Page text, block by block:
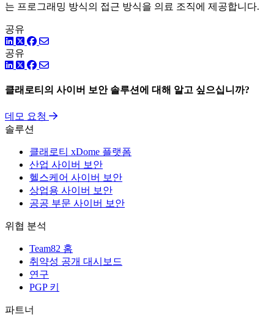
는 프로그래밍 방식의 접근 방식을 의료 조직에 제공합니다.
공유
링크드인
트위터페이스북
공유
링크드인
트위터페이스북
클래로티의 사이버 보안 솔루션에 대해 알고 싶으십니까?
데모 요청
솔루션
클래로티 xDome 플랫폼
산업 사이버 보안
헬스케어 사이버 보안
상업용 사이버 보안
공공 부문 사이버 보안
위협 분석
Team82 홈
취약성 공개 대시보드
연구
PGP 키
파트너